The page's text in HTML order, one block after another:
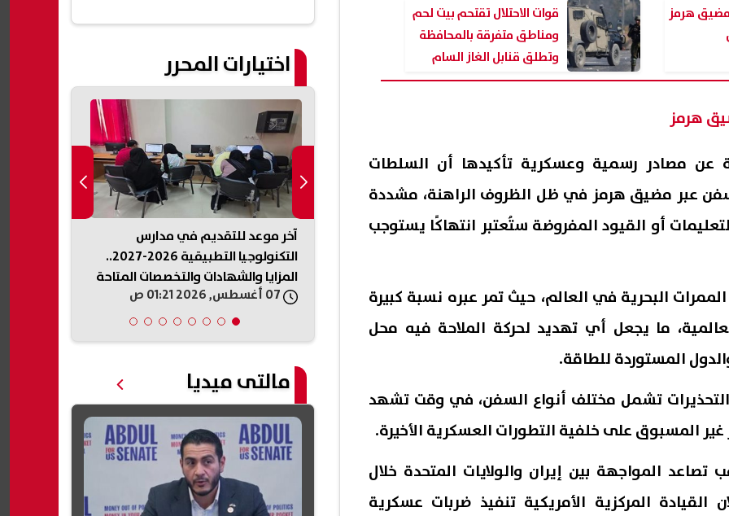
مضيق هرمز
قوات الاحتلال تقتحم بيت لحم
ومناطق متفرقة بالمحافظة
وتطلق قنابل الغاز السام
هرمز
عن مصادر رسمية وعسكرية تأكيدها أن السلطات
عبر مضيق هرمز في ظل الظروف الراهنة، مشددة
أو القيود المفروضة ستُعتبر انتهاكًا يستوجب
البحرية في العالم، حيث تمر عبره نسبة كبيرة
ما يجعل أي تهديد لحركة الملاحة فيه محل
المستوردة للطاقة.
التحذيرات تشمل مختلف أنواع السفن، في وقت تشهد
المسبوق على خلفية التطورات العسكرية الأخيرة.
المواجهة بين إيران والولايات المتحدة خلال
القيادة المركزية الأمريكية تنفيذ ضربات عسكرية
اختيارات المحرر
سبيل سائق أوبر والفتاة بعد
06 أغسطس, 2026 11:46 م
آخر موعد للتقديم في مدارس
التكنولوجيا التطبيقية 2026-2027..
المزايا والشهادات والتخصصات المتاحة
مالتى ميديا